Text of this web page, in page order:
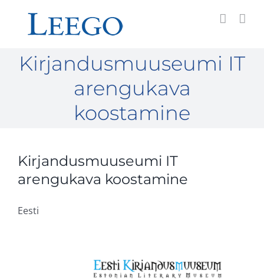
content
Kirjandusmuuseumi IT
arengukava
koostamine
Kirjandusmuuseumi IT
arengukava koostamine
Eesti